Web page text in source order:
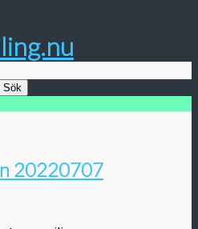
20220707